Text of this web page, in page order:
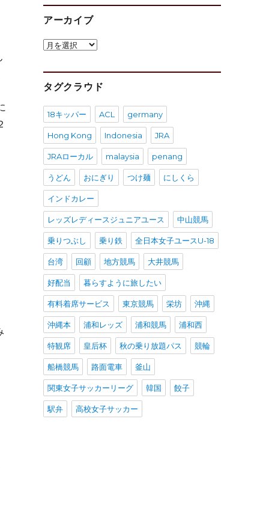
アーカイブ
ア
カ
イ
タグクラウド
18キッパー ACL germany
Hong Kong Indonesia JRA
JRAローカル malaysia penang
うどん おにぎり つけ麺 にしくら
インドカレー
レッズレディースジュニアユース 中山競馬
乗りつぶし 乗り鉄 全日本女子ユースU-18
台湾 回顧 地方競馬 大井競馬
好配当 暮らすように旅したい
有料着席サービス 東京競馬 栄坊 沖縄
沖縄本 浦和レッズ 浦和競馬 浦和西
特観席 皇后杯 秋の乗り放題パス 競輪
船橋競馬 路面電車 釜山
関東女子サッカーリーグ 韓国 餃子
駅弁 高校女子サッカー